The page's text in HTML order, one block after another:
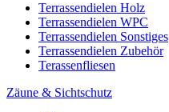
Terrassendielen Holz
Terrassendielen WPC
Terrassendielen Sonstiges
Terrassendielen Zubehör
Terassenfliesen
Zäune & Sichtschutz